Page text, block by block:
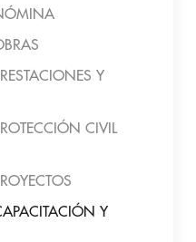
Y
CIVIL
Y